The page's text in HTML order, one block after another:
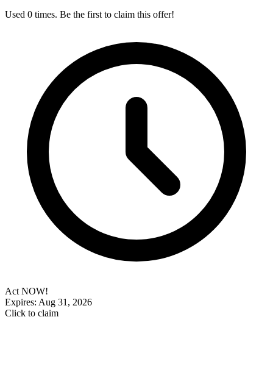
Used 0 times. Be the first to claim this offer!
Act NOW!
Expires: Aug 31, 2026
Click to claim